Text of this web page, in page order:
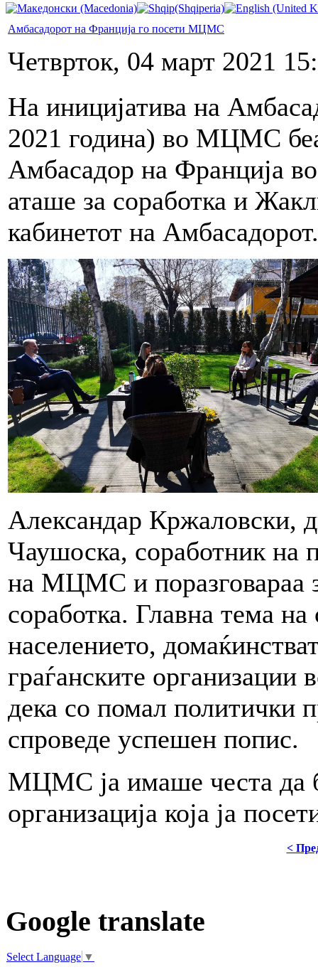
Амбасадорот на Франција го посети МЦМС
Четврток, 04 март 2021
На иницијатива на
2021 година) во МЦМС
Амбасадор на Франција
аташе за соработка и
кабинетот на Амбасадорот.
Александар
Чаушоска, соработник на
на МЦМС и поразговараа
соработка. Главна тема
населението,
граѓанските организации
дека со помал политички
спроведе успешен попис.
МЦМС ја имаше честа да
организација која ја
<
Google translate
Select Language ▼